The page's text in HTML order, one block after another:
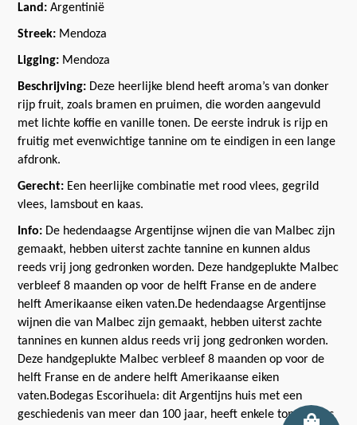
Land:Argentinië
Streek: Mendoza
Ligging: Mendoza
Beschrijving: Deze heerlijke blend heeft aroma’s van donker
rijp fruit, zoals bramen en pruimen, die worden aangevuld
met lichte koffie en vanille tonen. De eerste indruk is rijp en
fruitig met evenwichtige tannine om te eindigen in een lange
afdronk.
Gerecht: Een heerlijke combinatie met rood vlees, gegrild
vlees, lamsbout en kaas.
Info: De hedendaagse Argentijnse wijnen die van Malbec zijn
gemaakt, hebben uiterst zachte tannine en kunnen aldus
reeds vrij jong gedronken worden. Deze handgeplukte Malbec
verbleef 8 maanden op voor de helft Franse en de andere
helft Amerikaanse eiken vaten.De hedendaagse Argentijnse
wijnen die van Malbec zijn gemaakt, hebben uiterst zachte
tannines en kunnen aldus reeds vrij jong gedronken worden.
Deze handgeplukte Malbec verbleef 8 maanden op voor de
helft Franse en de andere helft Amerikaanse eiken
vaten.Bodegas Escorihuela: dit Argentijns huis met een
geschiedenis van meer dan 100 jaar, heeft enkele topwijntjes